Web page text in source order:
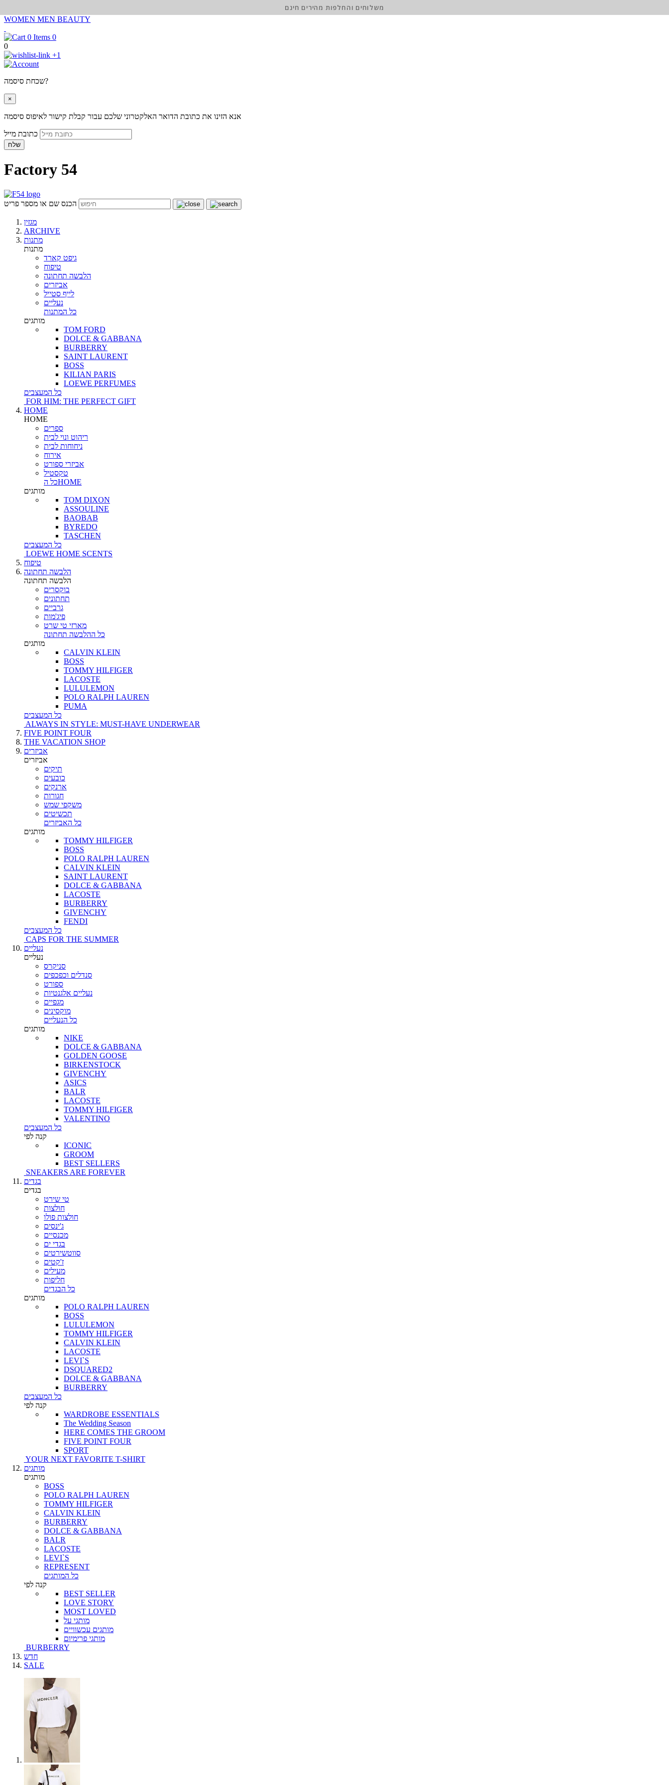
WOMEN MEN BEAUTY
0
0
+1
שכחת סיסמה?
×
אנא הזינו את כתובת הדואר האלקטרוני שלכם עבור קבלת קישור לאיפוס סיסמה
שלח
Factory 54
הכנס שם או מספר פריט
מגזין
ARCHIVE
מתנות
מתנות
גיפט קארד
טיפוח
הלבשה תחתונה
אביזרים
לייף סטייל
נעליים
כל המתנות
מותגים
TOM FORD
DOLCE & GABBANA
BURBERRY
SAINT LAURENT
BOSS
KILIAN PARIS
LOEWE PERFUMES
כל המעצבים
FOR HIM: THE PERFECT GIFT
HOME
HOME
ספרים
ריהוט ונוי לבית
ניחוחות לבית
אירוח
אביזרי ספורט
טקסטיל
כל הHOME
מותגים
TOM DIXON
ASSOULINE
BAOBAB
BYREDO
TASCHEN
כל המעצבים
LOEWE HOME SCENTS
טיפוח
הלבשה תחתונה
הלבשה תחתונה
בוקסרים
תחתונים
גרביים
פיג'מות
מארזי טי שרט
כל ההלבשה תחתונה
מותגים
CALVIN KLEIN
BOSS
TOMMY HILFIGER
LACOSTE
LULULEMON
POLO RALPH LAUREN
PUMA
כל המעצבים
ALWAYS IN STYLE: MUST-HAVE UNDERWEAR
FIVE POINT FOUR
THE VACATION SHOP
אביזרים
אביזרים
תיקים
כובעים
ארנקים
חגורות
משקפי שמש
תכשיטים
כל האביזרים
מותגים
TOMMY HILFIGER
BOSS
POLO RALPH LAUREN
CALVIN KLEIN
SAINT LAURENT
DOLCE & GABBANA
LACOSTE
BURBERRY
GIVENCHY
FENDI
כל המעצבים
CAPS FOR THE SUMMER
נעליים
נעליים
סניקרס
סנדלים וכפכפים
ספורט
נעליים אלגנטיות
מגפיים
מוקסינים
כל הנעליים
מותגים
NIKE
DOLCE & GABBANA
GOLDEN GOOSE
BIRKENSTOCK
GIVENCHY
ASICS
BALR
LACOSTE
TOMMY HILFIGER
VALENTINO
כל המעצבים
קנה לפי
ICONIC
GROOM
BEST SELLERS
SNEAKERS ARE FOREVER
בגדים
בגדים
טי שירט
חולצות
חולצות פולו
ג'ינסים
מכנסיים
בגדי ים
סווטשירטים
ז'קטים
מעילים
חליפות
כל הבגדים
מותגים
POLO RALPH LAUREN
BOSS
LULULEMON
TOMMY HILFIGER
CALVIN KLEIN
LACOSTE
LEVI`S
DSQUARED2
DOLCE & GABBANA
BURBERRY
כל המעצבים
קנה לפי
WARDROBE ESSENTIALS
The Wedding Season
HERE COMES THE GROOM
FIVE POINT FOUR
SPORT
YOUR NEXT FAVORITE T-SHIRT
מותגים
מותגים
BOSS
POLO RALPH LAUREN
TOMMY HILFIGER
CALVIN KLEIN
BURBERRY
DOLCE & GABBANA
BALR
LACOSTE
LEVI`S
REPRESENT
כל המותגים
קנה לפי
BEST SELLER
LOVE STORY
MOST LOVED
מותגי על
מותגים עכשוויים
מותגי פרימיום
BURBERRY
חדש
SALE
משלוחים והחלפות מהירים חינם